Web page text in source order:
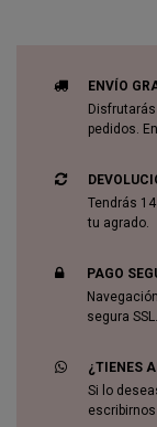
ENVÍO
pedidos.
Tendrás
tu agrado.
PAGO
segura SSL.
¿TIENES
Si lo